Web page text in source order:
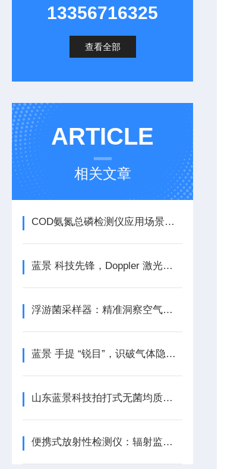
13356716325
查看全部
ARTICLE
相关文章
COD氨氮总磷检测仪应用场景有哪些？
蓝景 科技先锋，Doppler 激光测风雷达赋能未来
浮游菌采样器：精准洞察空气中的微生物世界
蓝景 手提 “锐目”，识破气体隐患 —— 多功能复合气体检测仪
山东蓝景科技拍打式无菌均质器：高效均质，守护微生物分析
便携式放射性检测仪：辐射监测领域的便捷先锋